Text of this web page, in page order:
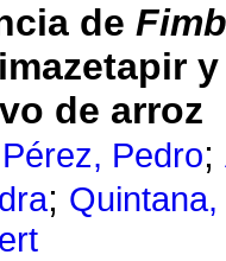
de
de arroz
Pérez, Pedro;
;